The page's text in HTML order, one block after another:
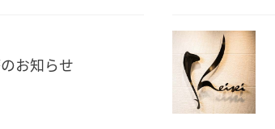
お知らせ